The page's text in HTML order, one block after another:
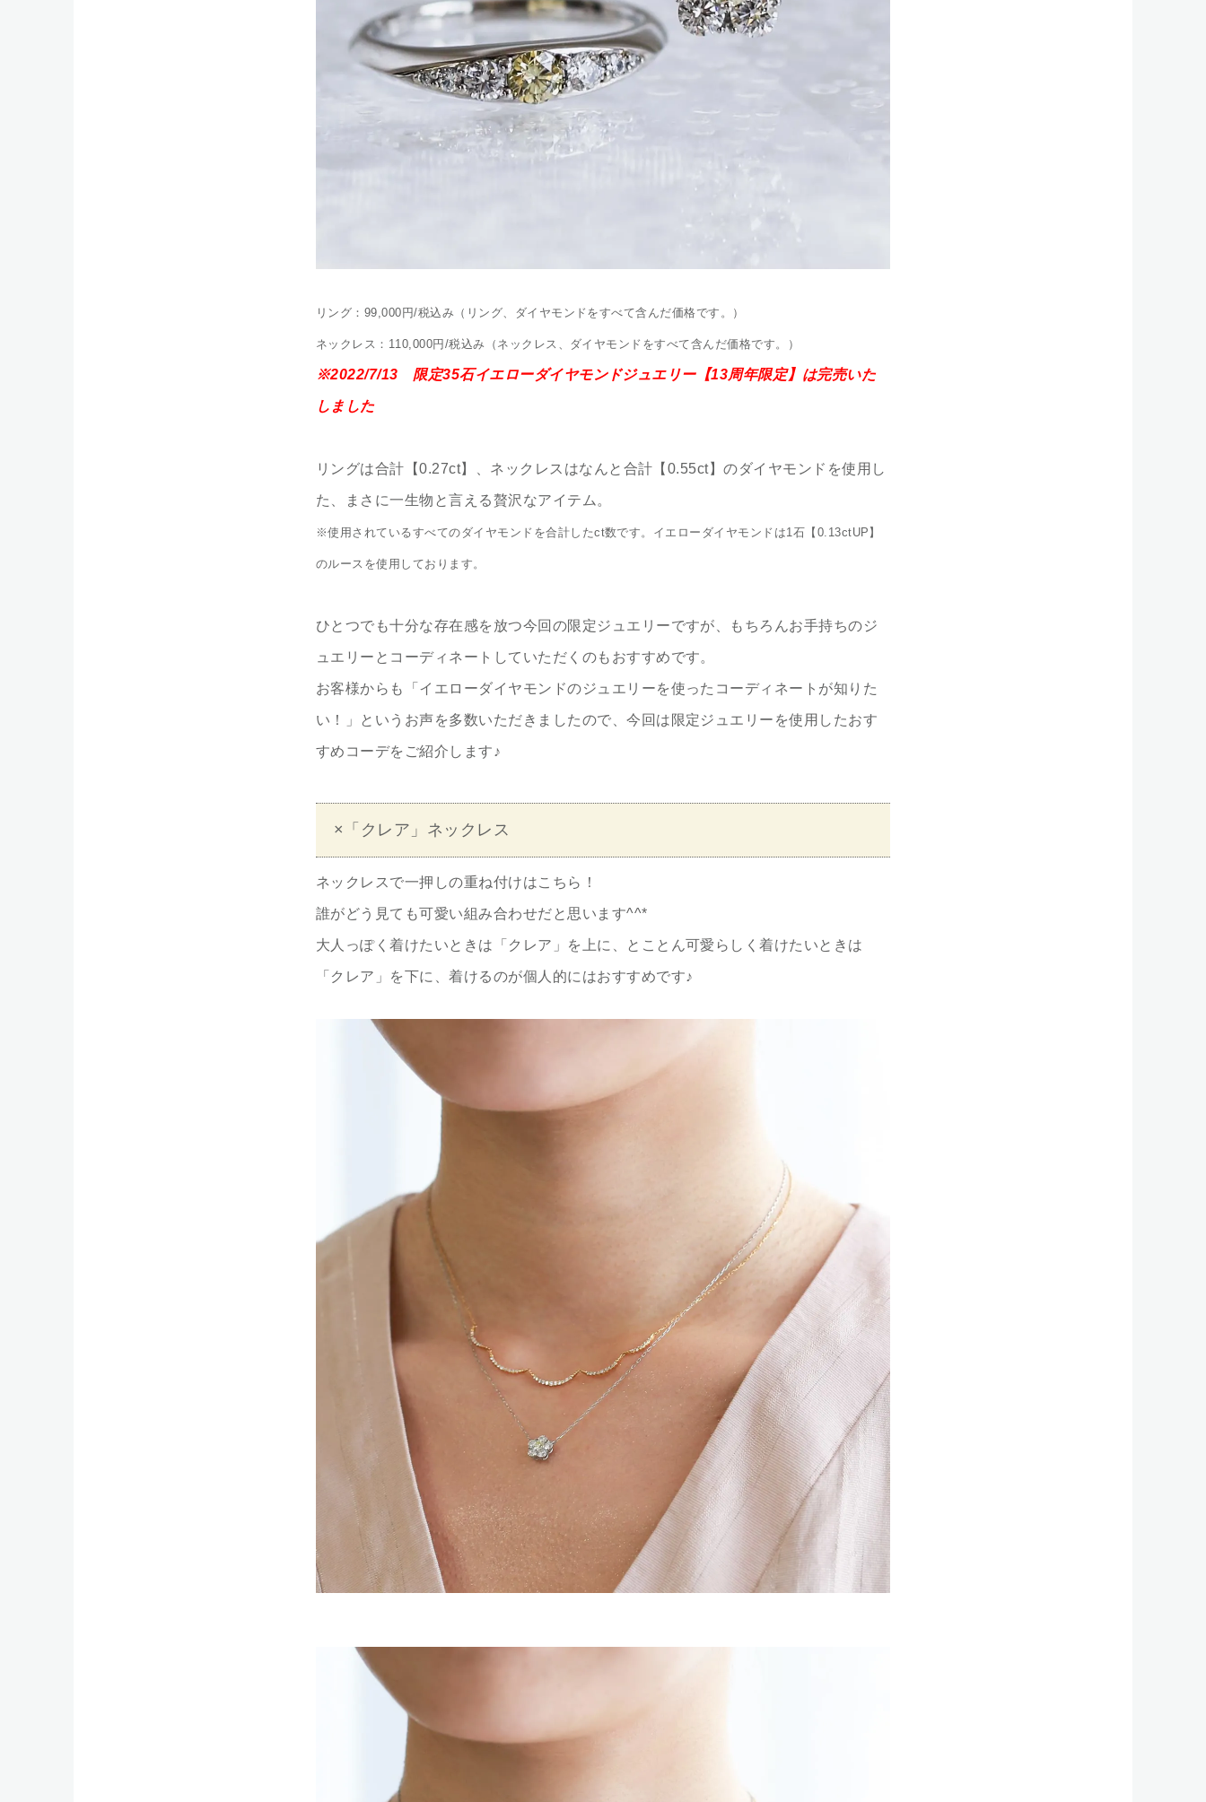
リング：99,000円/税込み（リング、ダイヤモンドをすべて含んだ価格です。）
ネックレス：110,000円/税込み（ネックレス、ダイヤモンドをすべて含んだ価格です。）
※2022/7/13 限定35石イエローダイヤモンドジュエリー【13周年限定】は完売いた
しました
リングは合計【0.27ct】、ネックレスはなんと合計【0.55ct】のダイヤモンドを使用し
た、まさに一生物と言える贅沢なアイテム。
※使用されているすべてのダイヤモンドを合計したct数です。イエローダイヤモンドは1石【0.13ctUP】
のルースを使用しております。
ひとつでも十分な存在感を放つ今回の限定ジュエリーですが、もちろんお手持ちのジ
ュエリーとコーディネートしていただくのもおすすめです。
お客様からも「イエローダイヤモンドのジュエリーを使ったコーディネートが知りた
い！」というお声を多数いただきましたので、今回は限定ジュエリーを使用したおす
すめコーデをご紹介します♪
×「クレア」ネックレス
ネックレスで一押しの重ね付けはこちら！
誰がどう見ても可愛い組み合わせだと思います^^*
大人っぽく着けたいときは「クレア」を上に、とことん可愛らしく着けたいときは
「クレア」を下に、着けるのが個人的にはおすすめです♪